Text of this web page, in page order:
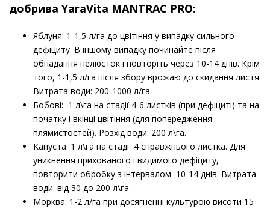
добрива YaraVita MANTRAC PRO:
Яблуня: 1-1,5 л/га до цвітіння у випадку сильного
дефіциту. В іншому випадку починайте після
обпадання пелюсток і повторіть через 10-14 днів. Крім
того, 1-1,5 л/га після збору врожаю до скидання листя.
Витрата води: 200-1000 л/га.
Бобові: 1 л\га на стадії 4-6 листків (при дефіциті) та на
початку і вкінці цвітіння (для попередження
плямистостей). Розхід води: 200 л\га.
Капуста: 1 л\га на стадії 4 справжнього листка. Для
уникнення прихованого і видимого дефіциту,
повторити обробку з інтервалом 10-14 днів. Витрата
води: від 30 до 200 л\га.
Морква: 1-2 л/га при досягненні культурою висоти 15